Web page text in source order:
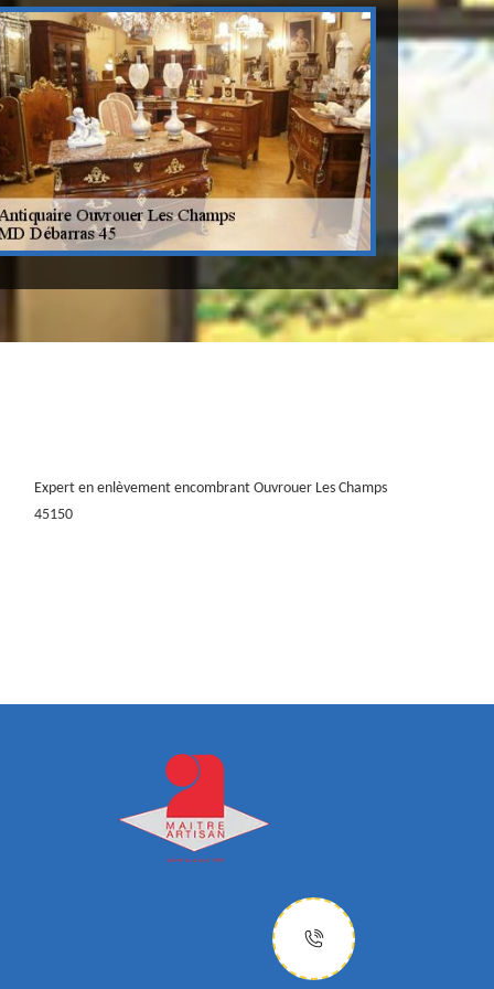
Expert en enlèvement encombrant Ouvrouer Les Champs
45150